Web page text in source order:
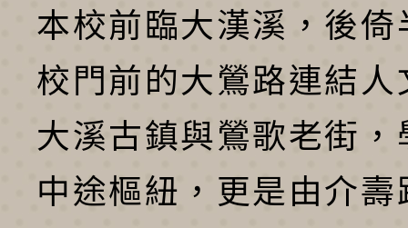
本校前臨大漢溪，後倚
校門前的大鶯路連結人
大溪古鎮與鶯歌老街，
中途樞紐，更是由介壽